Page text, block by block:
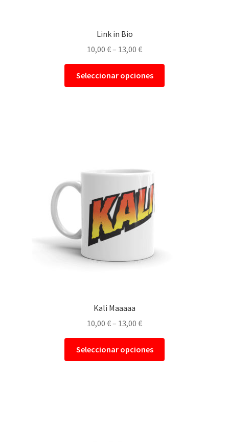
Link in Bio
10,00 €– 13,00 €
Seleccionar opciones
Kali Maaaaa
10,00 €– 13,00 €
Seleccionar opciones